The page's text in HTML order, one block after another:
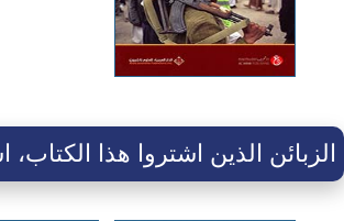
الزبائن الذين اشتروا هذا الكتاب،